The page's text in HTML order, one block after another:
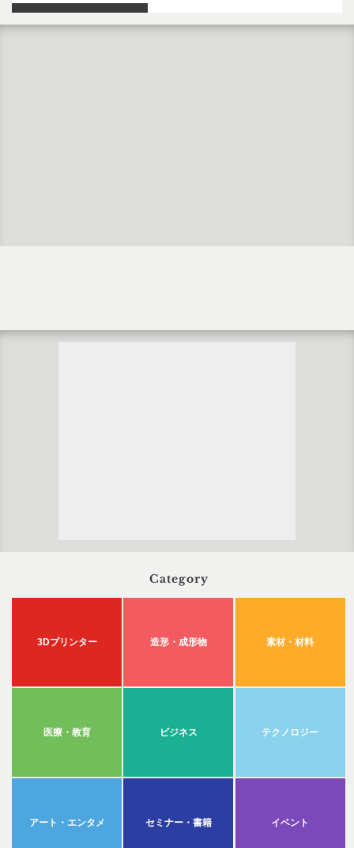
Category
3Dプリンター 造形・成形物 素材・材料
医療・教育 ビジネス テクノロジー
アート・エンタメ セミナー・書籍 イベント